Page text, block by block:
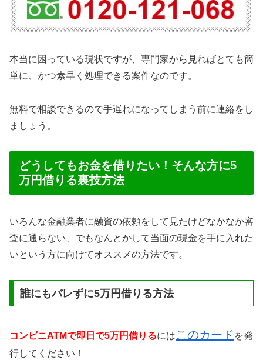
本当に困っている現状ですが、専門家から見ればとても簡
単に、かつ素早く処理できる案件なのです。
無料で相談できるので手遅れになってしまう前に連絡をし
ましょう。
どうしてもお金を借りたい！そんな方に5
万円借りる裏技方法
いろんな金融業者に融資の依頼をして見たけどなかなか審
査に通らない、でもなんとかして当面の現金を手に入れた
いという方に向けてオススメの方法です。
誰にもバレずに5万円借りる方法
コンビニATMで即日で5万円借りるにはこのカード を発
行してください！